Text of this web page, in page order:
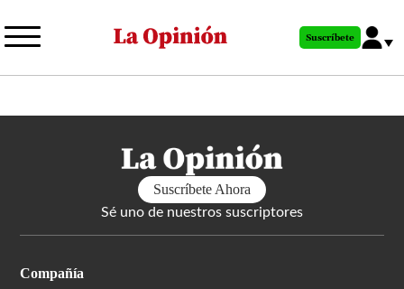
al
principal
Suscríbete
Suscríbete Ahora
Sé uno de nuestros suscriptores
Compañía